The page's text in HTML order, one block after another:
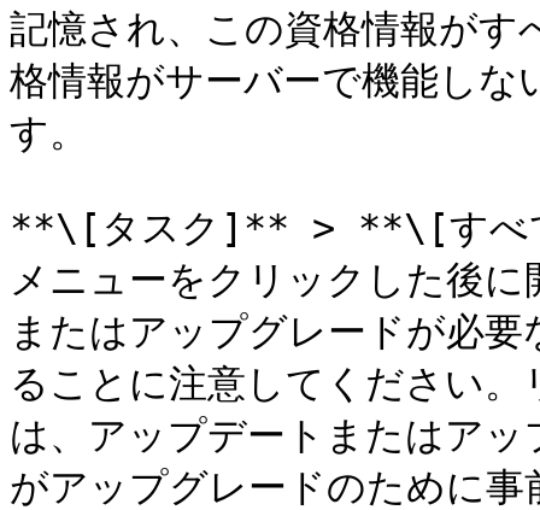
記憶され、この資格情報がす
格情報がサーバーで機能しな
す。
**\[タスク]** > **\[すべ
メニューをクリックした後
またはアップグレードが必
ることに注意してくださ
は、アップデートまたはア
がアップグレードのために